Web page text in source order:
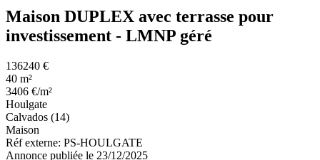
Maison DUPLEX avec terrasse pour
investissement - LMNP géré
136240 €
40 m²
3406 €/m²
Houlgate
Calvados (14)
Maison
Réf externe: PS-HOULGATE
Annonce publiée le 23/12/2025